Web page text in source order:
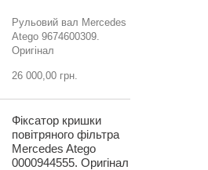
Рульовий вал Mercedes
Atego 9674600309.
Оригінал
26 000,00 грн.
Фіксатор кришки
повітряного фільтра
Mercedes Atego
0000944555. Оригінал